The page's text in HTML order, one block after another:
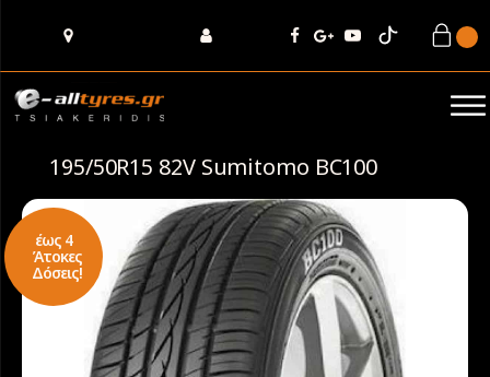
195/50R15 82V Sumitomo BC100
έως 4
Άτοκες
Δόσεις!